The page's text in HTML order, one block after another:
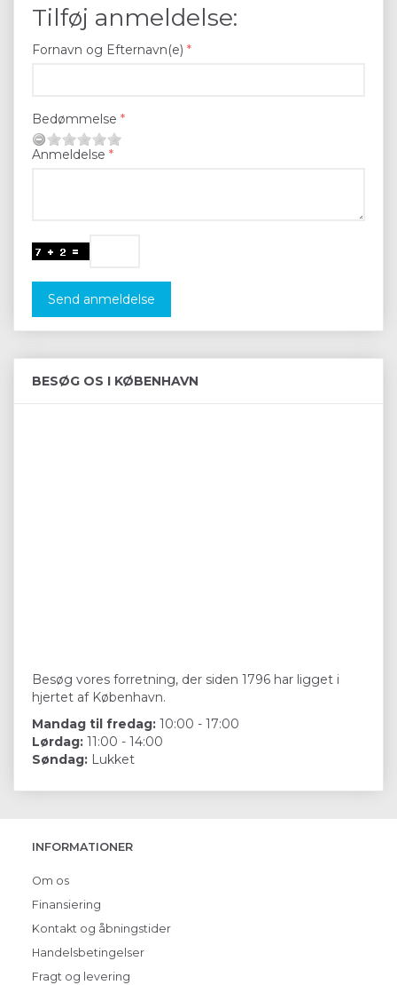
Tilføj anmeldelse:
Fornavn og Efternavn(e)
Bedømmelse
Anmeldelse
Send anmeldelse
BESØG OS I KØBENHAVN
Besøg vores forretning, der siden 1796 har ligget i
hjertet af København.
Mandag til fredag: 10:00 - 17:00
Lørdag: 11:00 - 14:00
Søndag: Lukket
INFORMATIONER
Om os
Finansiering
Kontakt og åbningstider
Handelsbetingelser
Fragt og levering